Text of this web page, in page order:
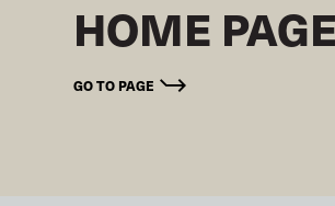
HOME PAGE
GO TO PAGE